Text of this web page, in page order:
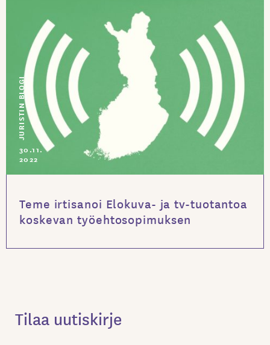
JURISTIN BLOGI
30.11.
2022
Teme irtisanoi Elokuva- ja tv-tuotantoa
koskevan työehtosopimuksen
Tilaa uutiskirje